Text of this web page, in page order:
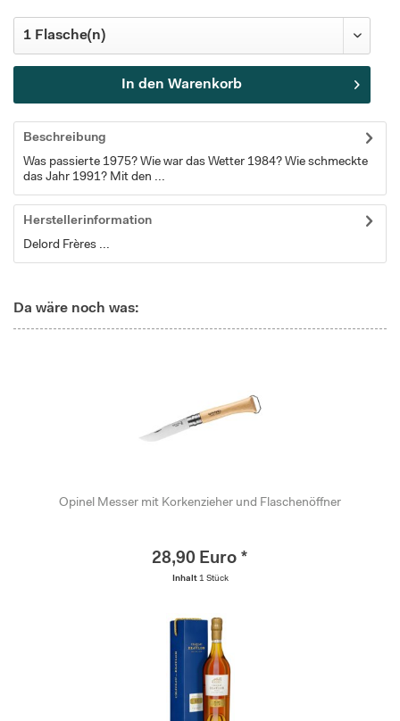
In den Warenkorb
Beschreibung
Was passierte 1975? Wie war das Wetter 1984? Wie schmeckte
das Jahr 1991? Mit den ...
Herstellerinformation
Delord Frères ...
Da wäre noch was:
Opinel Messer mit Korkenzieher und Flaschenöffner
28,90 Euro *
Inhalt 1 Stück